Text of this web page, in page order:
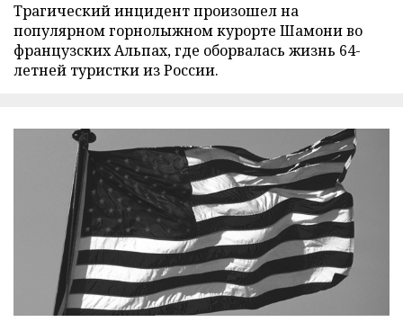
Трагический инцидент произошел на
популярном горнолыжном курорте Шамони во
французских Альпах, где оборвалась жизнь 64-
летней туристки из России.